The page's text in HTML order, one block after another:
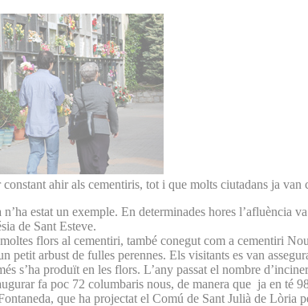
ahir als cementiris, tot i que molts ciutadans ja
estat un exemple. En determinades hores l’afluència
de Sant Esteve.
flors al cementiri, també conegut com a cementiri
petit arbust de fulles perennes. Els visitants es van
s’ha produït en les flors. L’any passat el nombre
fa poc 72 columbaris nous, de manera que ja en té
que ha projectat el Comú de Sant Julià de